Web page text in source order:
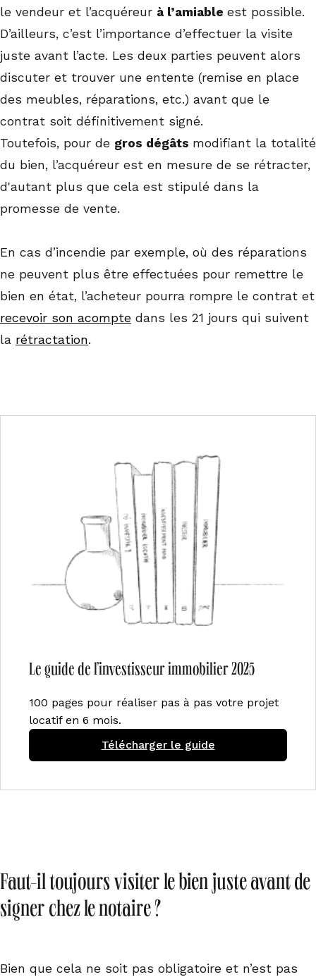
le vendeur et l’acquéreur à l’amiable est possible.
D’ailleurs, c’est l’importance d’effectuer la visite
juste avant l’acte. Les deux parties peuvent alors
discuter et trouver une entente (remise en place
des meubles, réparations, etc.) avant que le
contrat soit définitivement signé.
Toutefois, pour de gros dégâts modifiant la totalité
du bien, l’acquéreur est en mesure de se rétracter,
d'autant plus que cela est stipulé dans la
promesse de vente.
En cas d’incendie par exemple, où des réparations
ne peuvent plus être effectuées pour remettre le
bien en état, l’acheteur pourra rompre le contrat et
recevoir son acompte dans les 21 jours qui suivent
la rétractation.
Le guide de l’investisseur immobilier 2025
100 pages pour réaliser pas à pas votre projet
locatif en 6 mois.
Télécharger le guide
Faut-il toujours visiter le bien juste avant de
signer chez le notaire ?
Bien que cela ne soit pas obligatoire et n’est pas